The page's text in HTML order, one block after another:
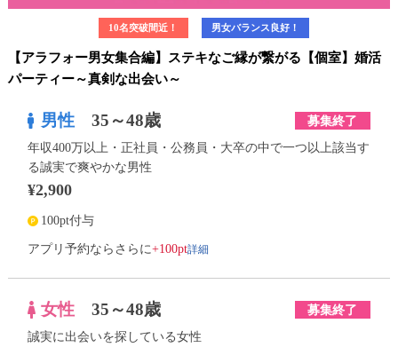
10名突破間近！ 男女バランス良好！
【アラフォー男女集合編】ステキなご縁が繋がる【個室】婚活
パーティー～真剣な出会い～
男性 35～48歳 募集終了
年収400万以上・正社員・公務員・大卒の中で一つ以上該当す
る誠実で爽やかな男性
¥2,900
100pt付与
アプリ予約ならさらに+100pt詳細
女性 35～48歳 募集終了
誠実に出会いを探している女性